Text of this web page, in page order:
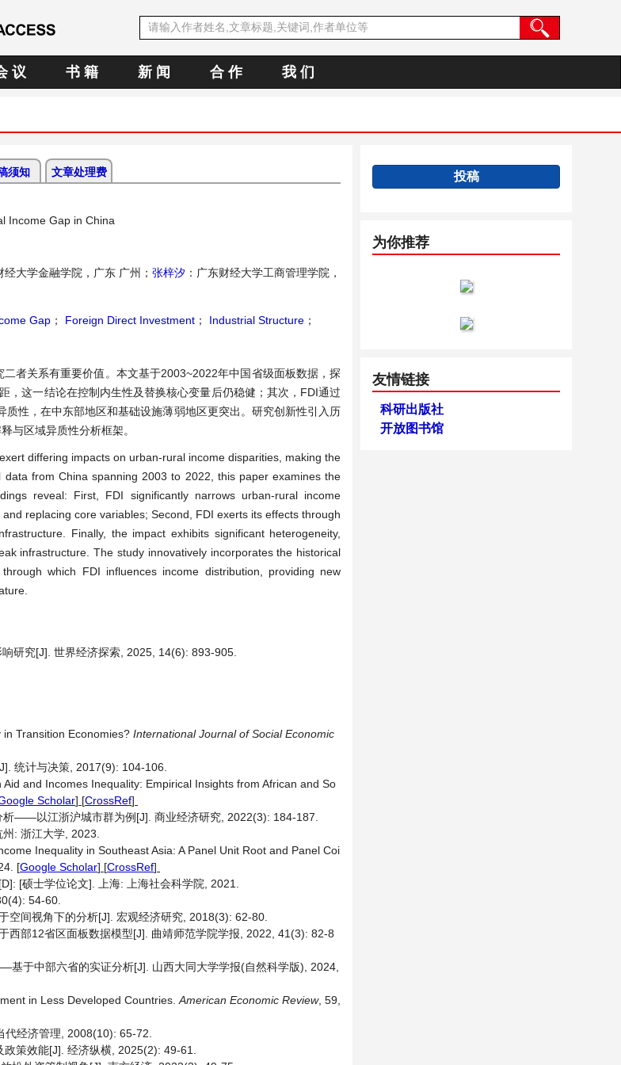
议 书 籍 新 闻 合 作 我 们
须知 文章处理费
Income Gap in China
经大学金融学院，广东 广州； 张梓汐 ：广东财经大学工商管理学院，
Gap ； Foreign Direct Investment ； Industrial Structure ；
者关系有重要价值。本文基于2003~2022年中国省级面板数据，探
这一结论在控制内生性及替换核心变量后仍稳健；其次，FDI通过
性，在中东部地区和基础设施薄弱地区更突出。研究创新性引入历
与区域异质性分析框架。
differing impacts on urban-rural income disparities, making the
from China spanning 2003 to 2022, this paper examines the
reveal: First, FDI significantly narrows urban-rural income
replacing core variables; Second, FDI exerts its effects through
Finally, the impact exhibits significant heterogeneity,
infrastructure. The study innovatively incorporates the historical
which FDI influences income distribution, providing new
研究[J]. 世界经济探索, 2025, 14(6): 893-905.
Transition Economies? International Journal of Social Economic
统计与决策, 2017(9): 104-106.
and Incomes Inequality: Empirical Insights from African and So
Scholar] [CrossRef]
——以江浙沪城市群为例[J]. 商业经济研究, 2022(3): 184-187.
: 浙江大学, 2023.
Inequality in Southeast Asia: A Panel Unit Root and Panel Coi
[Google Scholar] [CrossRef]
[硕士学位论文]. 上海: 上海社会科学院, 2021.
54-60.
间视角下的分析[J]. 宏观经济研究, 2018(3): 62-80.
部12省区面板数据模型[J]. 曲靖师范学院学报, 2022, 41(3): 82-8
于中部六省的实证分析[J]. 山西大同大学学报(自然科学版), 2024,
in Less Developed Countries. American Economic Review, 59,
经济管理, 2008(10): 65-72.
策效能[J]. 经济纵横, 2025(2): 49-61.
投稿
为你推荐
友情链接
科研出版社
开放图书馆